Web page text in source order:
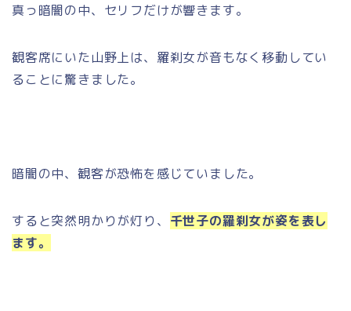
真っ暗闇の中、セリフだけが響きます。
観客席にいた山野上は、羅刹女が音もなく移動してい
ることに驚きました。
暗闇の中、観客が恐怖を感じていました。
すると突然明かりが灯り、 千世子の羅刹女が姿を表し
ます。